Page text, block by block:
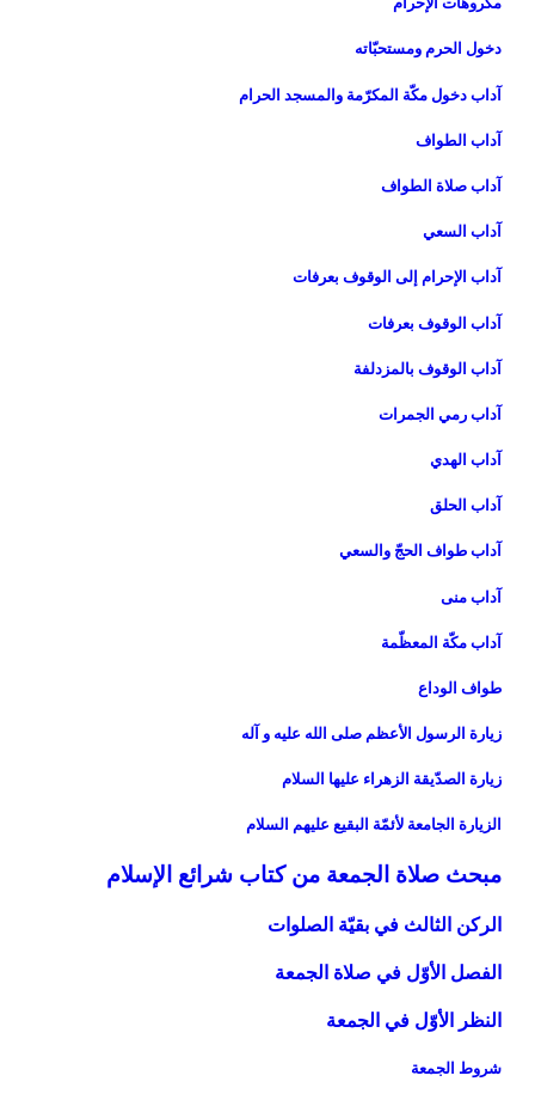
دخول الحرم ومستحبّاته‏
آداب دخول مكّة المكرّمة والمسجد الحرام‏
آداب الطواف‏
آداب صلاة الطواف‏
آداب السعي‏
آداب الإحرام إلى الوقوف بعرفات‏
آداب الوقوف بعرفات‏
آداب الوقوف بالمزدلفة
آداب رمي الجمرات‏
آداب الهدي‏
آداب الحلق‏
آداب طواف الحجّ والسعي‏
آداب منى‏
آداب مكّة المعظّمة
طواف الوداع‏
زيارة الرسول الأعظم صلى الله عليه و آله‏
زيارة الصدّيقة الزهراء عليها السلام‏
الزيارة الجامعة لأئمّة البقيع عليهم السلام‏
مبحث‏ صلاة الجمعة من كتاب شرائع الإسلام‏
الركن الثالث‏ في بقيّة الصلوات‏
الفصل الأوّل ‏في صلاة الجمعة
النظر الأوّل في الجمعة
شروط الجمعة